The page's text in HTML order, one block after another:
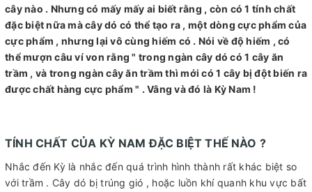
cây nào . Nhưng có mấy mấy ai biết rằng , còn có 1 tính chất
đặc biệt nữa mà cây dó có thể tạo ra , một dòng cực phẩm của
cực phẩm , nhưng lại vô cùng hiếm có . Nói về độ hiếm , có
thể mượn câu ví von rằng " trong ngàn cây dó có 1 cây ăn
trầm , và trong ngàn cây ăn trầm thì mới có 1 cây bị đột biến ra
được chất hàng cực phẩm " . Vâng và đó là Kỳ Nam !
TÍNH CHẤT CỦA KỲ NAM ĐẶC BIỆT THẾ NÀO ?
Nhắc đến Kỳ là nhắc đến quá trình hình thành rất khác biệt so
với trầm . Cây dó bị trúng gió , hoặc luồn khí quanh khu vực bất